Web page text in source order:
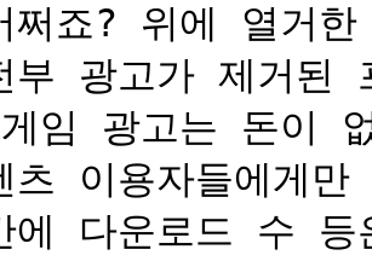
쩌죠? 위에 열거
부 광고가 제거된
임 광고는 돈이
츠 이용자들에게
에 다운로드 수